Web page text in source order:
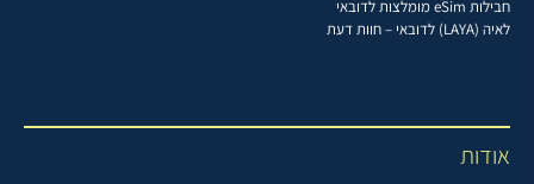
חבילות eSim מומלצות לדובאי
לאיה (LAYA) לדובאי – חוות דעת
אודות